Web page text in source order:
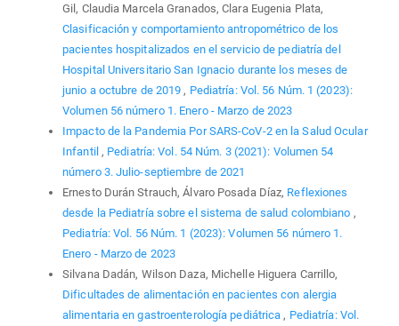
Gil, Claudia Marcela Granados, Clara Eugenia Plata,
Clasificación y comportamiento antropométrico de los
pacientes hospitalizados en el servicio de pediatría del
Hospital Universitario San Ignacio durante los meses de
junio a octubre de 2019 , Pediatría: Vol. 56 Núm. 1 (2023):
Volumen 56 número 1. Enero - Marzo de 2023
Impacto de la Pandemia Por SARS-CoV-2 en la Salud Ocular
Infantil , Pediatría: Vol. 54 Núm. 3 (2021): Volumen 54
número 3. Julio-septiembre de 2021
Ernesto Durán Strauch, Álvaro Posada Díaz, Reflexiones
desde la Pediatría sobre el sistema de salud colombiano ,
Pediatría: Vol. 56 Núm. 1 (2023): Volumen 56 número 1.
Enero - Marzo de 2023
Silvana Dadán, Wilson Daza, Michelle Higuera Carrillo,
Dificultades de alimentación en pacientes con alergia
alimentaria en gastroenterología pediátrica , Pediatría: Vol.